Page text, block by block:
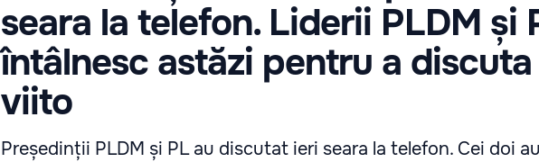
seara la telefon. Liderii PLDM și
întâlnesc astăzi pentru a
viito
Președinții PLDM și PL au discutat ieri seara la telefon. Cei doi